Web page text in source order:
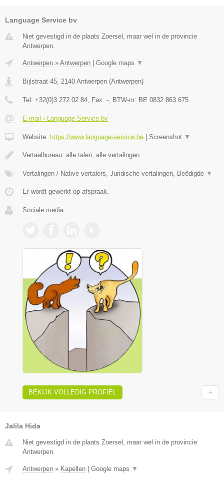
Language Service bv
Niet gevestigd in de plaats Zoersel, maar wel in de provincie
Antwerpen.
Antwerpen » Antwerpen Google maps ▼
Bijlstraat 45, 2140 Antwerpen (Antwerpen)
Tel: +32(0)3 272 02 84, Fax: -, BTW-nr: BE 0832.863.675
E-mail › Language Service bv
Website: https://www.language-service.be Screenshot ▼
Vertaalbureau: alle talen, alle vertalingen
Vertalingen / Native vertalers, Juridische vertalingen, Beëdigde ▼
Er wordt gewerkt op afspraak.
Sociale media:
BEKIJK VOLLEDIG PROFIEL
Jalila Hida
Niet gevestigd in de plaats Zoersel, maar wel in de provincie
Antwerpen.
Antwerpen » Kapellen Google maps ▼